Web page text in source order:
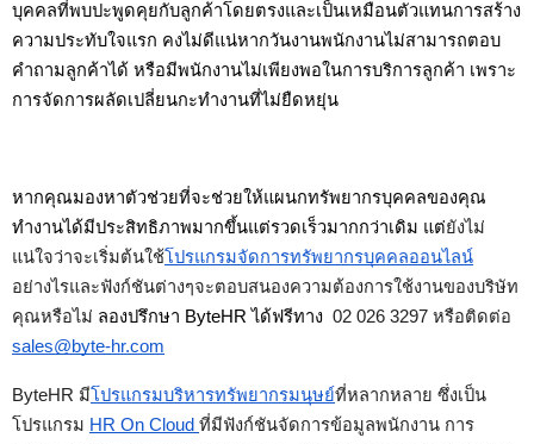
บุคคลที่พบปะพูดคุยกับลูกค้าโดยตรงและเป็นเหมือนตัวแทนการสร้าง
ความประทับใจแรก คงไม่ดีแน่หากวันงานพนักงานไม่สามารถตอบ
คำถามลูกค้าได้ หรือมีพนักงานไม่เพียงพอในการบริการลูกค้า เพราะ
การจัดการผลัดเปลี่ยนกะทำงานที่ไม่ยืดหยุ่น
หากคุณมองหาตัวช่วยที่จะช่วยให้แผนกทรัพยากรบุคคลของคุณ
ทำงานได้มีประสิทธิภาพมากขึ้นแต่รวดเร็วมากกว่าเดิม แต่ยังไม่
แน่ใจว่าจะเริ่มต้นใช้โปรแกรมจัดการทรัพยากรบุคคลออนไลน์
อย่างไรและฟังก์ชันต่างๆจะตอบสนองความต้องการใช้งานของบริษัท
คุณหรือไม่ ลองปรึกษา ByteHR ได้ฟรีทาง
sales@byte-hr.com
ByteHR มีโปรแกรมบริหารทรัพยากรมนุษย์ที่หลากหลาย ซึ่งเป็น
โปรแกรม HR On Cloud ที่มีฟังก์ชันจัดการข้อมูลพนักงาน การ